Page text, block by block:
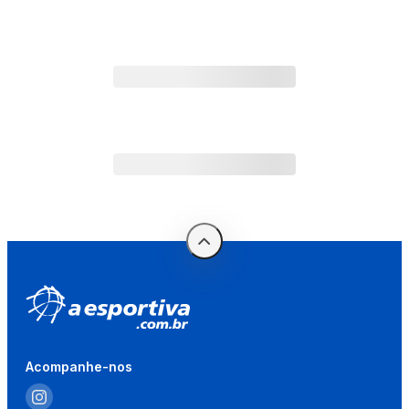
Acompanhe-nos